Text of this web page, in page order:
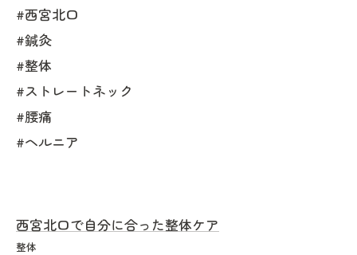
#西宮北口
#鍼灸
#整体
#ストレートネック
#腰痛
#ヘルニア
西宮北口で自分に合った整体ケア
整体